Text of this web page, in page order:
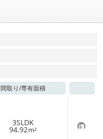
間取り/専有面積
3SLDK
94.92m² お
気